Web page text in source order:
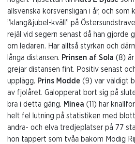
allsvenska körsvensligan i år, och som
”klang&jubel-kväll” på
rejäl vid segern senast då han gjorde
om ledaren. Har alltså styrkan och
långa distansen. Prinsen af Sola (8) är
grejar distansen fint. Positiv senast
upplägg. Prins Modde (9) var väldigt
av fjolåret. Galopperat bort sig på
bra i detta gäng. Minea (11) har
helt fel lutning på statistiken med
andra- och elva tredjeplatser på 77
hon tappert som tvåa bakom Modig